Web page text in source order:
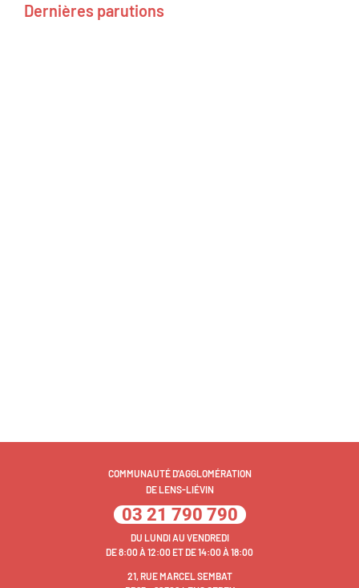
Dernières parutions
COMMUNAUTÉ D'AGGLOMÉRATION
DE LENS-LIÉVIN
03 21 790 790
DU LUNDI AU VENDREDI
DE 8:00 À 12:00 ET DE 14:00 À 18:00
21, RUE MARCEL SEMBAT